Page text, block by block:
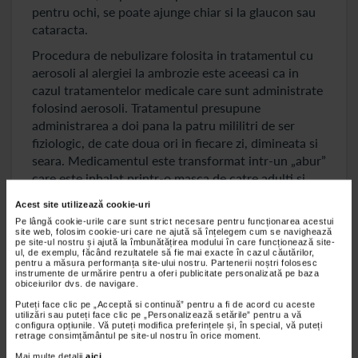
Acest site utilizează cookie-uri
Pe lângă cookie-urile care sunt strict necesare pentru funcționarea acestui
site web, folosim cookie-uri care ne ajută să înțelegem cum se navighează
pe site-ul nostru și ajută la îmbunătățirea modului în care funcționează site-
ul, de exemplu, făcând rezultatele să fie mai exacte în cazul căutărilor,
pentru a măsura performanța site-ului nostru. Partenerii noștri folosesc
instrumente de urmărire pentru a oferi publicitate personalizată pe baza
obiceiurilor dvs. de navigare.
Puteți face clic pe „Acceptă si continuă” pentru a fi de acord cu aceste
utilizări sau puteți face clic pe „Personalizează setările” pentru a vă
configura opțiunile. Vă puteți modifica preferințele și, în special, vă puteți
retrage consimțământul pe site-ul nostru în orice moment.
Mai multe detalii aici
pentru ochi, se poate ajunge chiar si la glaucon sau
cataracta.
Procedura de nebulizare folosita in tratamentul cu
aerosoli al alergiei la ambrozie este aceeasi ca in
cazul tratamentelor medicale care sunt administrate
folosind aerosoli. Tratamentul presupune
administrarea a doi pana la patru mililitri de ser
fiziologic, de cate doua ori in fiecare zi, dimineata si
seara. Medicamentul este transformat intr-un „abur”
care este inhalat printr-o masca de catre adulti si
copii deopotriva. Mai ales in cazul copiilor, acest tip
de administrare a tratamentului este mai eficient si
mai putin suparator.